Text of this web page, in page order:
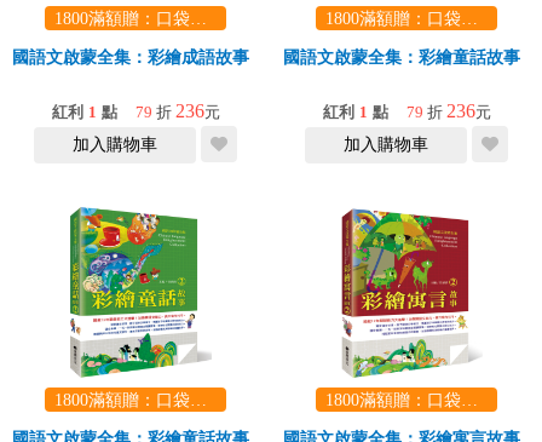
1800滿額贈：口袋玩具一份（隨機出貨） (summer read)
國語文啟蒙全集：彩繪成語故事（2）
紅利 1 點 79 折 236元
加入購物車
1800滿額贈：口袋玩具一份（隨機出貨） (summer read)
國語文啟蒙全集：彩繪童話故事（
紅利 1 點 79 折 236元
加入購物車
1800滿額贈：口袋玩具一份（隨機出貨） (summer read) 1800滿額贈：口袋玩具一份（隨機出貨） (summer read)